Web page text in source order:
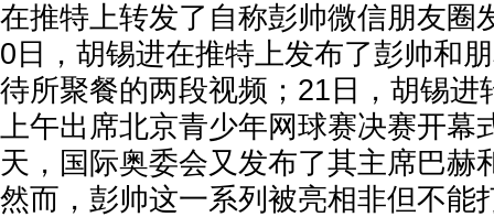
在推特上转发了自称彭帅微信朋友圈
0日，胡锡进在推特上发布了彭帅和
待所聚餐的两段视频；21日，胡锡进
上午出席北京青少年网球赛决赛开幕
天，国际奥委会又发布了其主席巴赫
然而，彭帅这一系列被亮相非但不能